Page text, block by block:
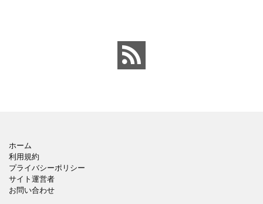
ホーム
利用規約
プライバシーポリシー
サイト運営者
お問い合わせ